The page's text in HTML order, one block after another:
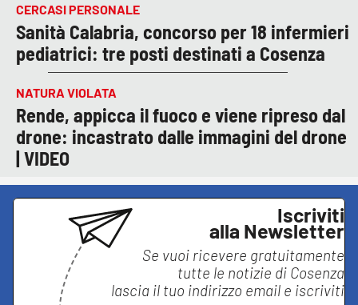
CERCASI PERSONALE
Sanità Calabria, concorso per 18 infermieri
pediatrici: tre posti destinati a Cosenza
NATURA VIOLATA
Rende, appicca il fuoco e viene ripreso dal
drone: incastrato dalle immagini del drone
| VIDEO
Iscriviti
alla Newsletter
Se vuoi ricevere gratuitamente
tutte le notizie di Cosenza
lascia il tuo indirizzo email e iscriviti